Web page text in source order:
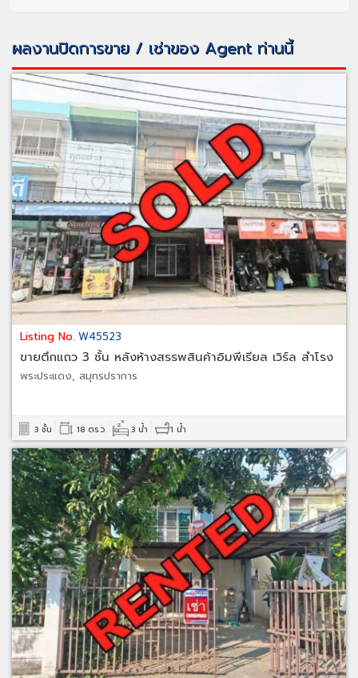
ผลงานปิดการขาย / เช่าของ Agent ท่านนี้
Listing No. W45523
ขายตึกแถว 3 ชั้น หลังห้างสรรพสินค้าอิมพีเรียล เวิร์ล สำโรง
พระประแดง, สมุทรปราการ
3 ชั้น 18 ตร.ว. 3 น้ำ 1 น้ำ